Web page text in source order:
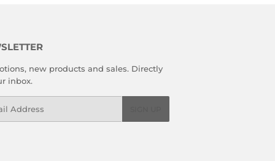
new products and sales. Directly
inbox.